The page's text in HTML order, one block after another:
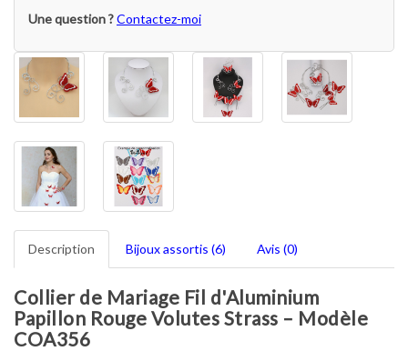
Une question ?Contactez-moi
Description Bijoux assortis (6) Avis (0)
Collier de Mariage Fil d'Aluminium
Papillon Rouge Volutes Strass – Modèle
COA356